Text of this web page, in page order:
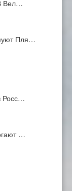
Вел…
Пля…
Росс…
…